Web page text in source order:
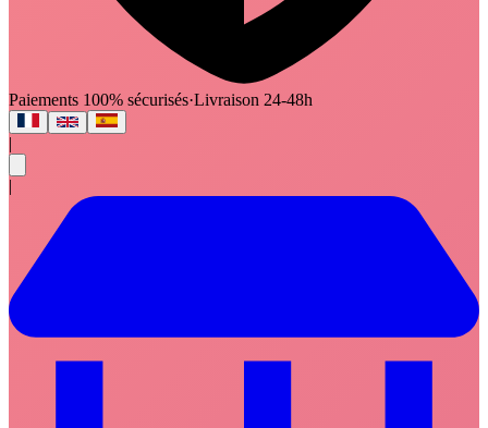
Paiements 100% sécurisés·Livraison 24-48h
|
|